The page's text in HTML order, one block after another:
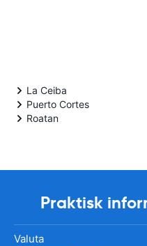
La Ceiba
Puerto Cortes
Roatan
Praktisk
Valuta